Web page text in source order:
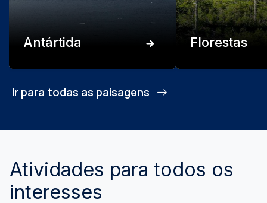
Antártida Florestas
Ir para todas as paisagens
Atividades para todos os
interesses